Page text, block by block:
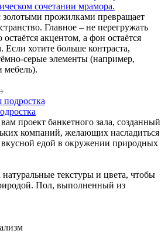
сочетании мрамора.
золотыми прожилками превращает
Главное – не перегружать
остаётся акцентом, а фон остаётся
хотите больше контраста,
серые элементы (например,
мебель).
проект банкетного зала, созданный
компаний, желающих насладиться
едой в окружении природных
текстуры и цвета, чтобы
Пол, выполненный из